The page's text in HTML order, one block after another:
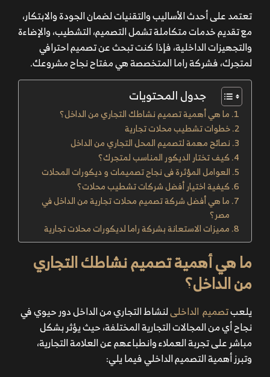
تعتمد على أحدث الأساليب والتقنيات لضمان الجودة والابتكار،
مع تقديم خدمات متكاملة تشمل التصميم، التشطيب، والإضاءة
والتجهيزات الداخلية، فإذا كنت تبحث عن تصميم احترافي
لمتجرك، فشركة راما المتخصصة هي مفتاح نجاح مشروعك.
جدول المحتويات
ما هي أهمية تصميم نشاطك التجاري من الداخل؟
خطوات تشطيب محلات تجارية
نصائح مهمة لتصميم المحل التجاري من الداخل
كيف تختار الديكور المناسب لمتجرك؟
العوامل المؤثرة فى نجاح تصميمات و ديكورات المحلات
كيفية اختيار أفضل شركات تشطيب محلات؟
ما هي أفضل شركة تصميم محلات تجارية من الداخل في
مصر؟
مميزات الاستعانة بشركة راما لديكورات محلات تجارية
ما هي أهمية تصميم نشاطك التجاري
من الداخل؟
يلعبتصميم الداخلىلنشاط التجاري من الداخل دور حيوي في
نجاح أي من المجالات التجارية المختلفة، حيث يؤثر بشكل
مباشر على تجربة العملاء وانطباعهم عن العلامة التجارية،
وتبرز أهمية التصميم الداخلي فيما يلي: